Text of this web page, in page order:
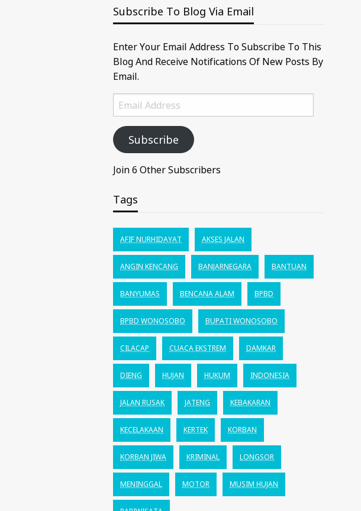
Subscribe To Blog Via Email
Enter Your Email Address To Subscribe To This
Blog And Receive Notifications Of New Posts By
Email.
Email
Address
Subscribe
Join 6 Other Subscribers
Tags
AFIF NURHIDAYAT AKSES JALAN
ANGIN KENCANG BANJARNEGARA BANTUAN
BANYUMAS BENCANA ALAM BPBD
BPBD WONOSOBO BUPATI WONOSOBO
CILACAP CUACA EKSTREM DAMKAR
DIENG HUJAN HUKUM INDONESIA
JALAN RUSAK JATENG KEBAKARAN
KECELAKAAN KERTEK KORBAN
KORBAN JIWA KRIMINAL LONGSOR
MENINGGAL MOTOR MUSIM HUJAN